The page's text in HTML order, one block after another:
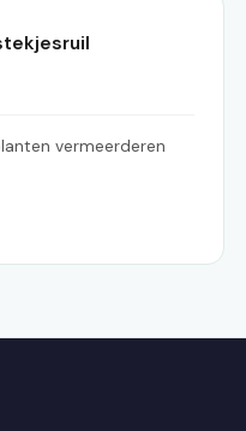
vermeerderen